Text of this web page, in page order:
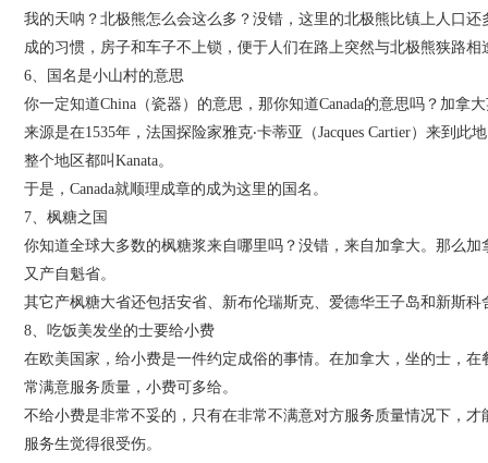
我的天呐？北极熊怎么会这么多？没错，这里的北极熊比镇上人口
成的习惯，房子和车子不上锁，便于人们在路上突然与北极熊狭路相
6、国名是小山村的意思
你一定知道China（瓷器）的意思，那你知道Canada的意思吗？加拿
来源是在1535年，法国探险家雅克‧卡蒂亚（Jacques Cartier）来到
整个地区都叫Kanata。
于是，Canada就顺理成章的成为这里的国名。
7、枫糖之国
你知道全球大多数的枫糖浆来自哪里吗？没错，来自加拿大。那么
又产自魁省。
其它产枫糖大省还包括安省、新布伦瑞斯克、爱德华王子岛和新斯
8、吃饭美发坐的士要给小费
在欧美国家，给小费是一件约定成俗的事情。在加拿大，坐的士，
常满意服务质量，小费可多给。
不给小费是非常不妥的，只有在非常不满意对方服务质量情况下，
服务生觉得很受伤。